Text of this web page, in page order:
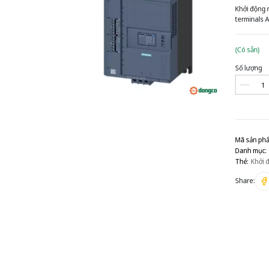
Khởi động
terminals
(Có sẵn)
Số lượng
Mã sản
Danh mục:
Thẻ: Khởi
Share: